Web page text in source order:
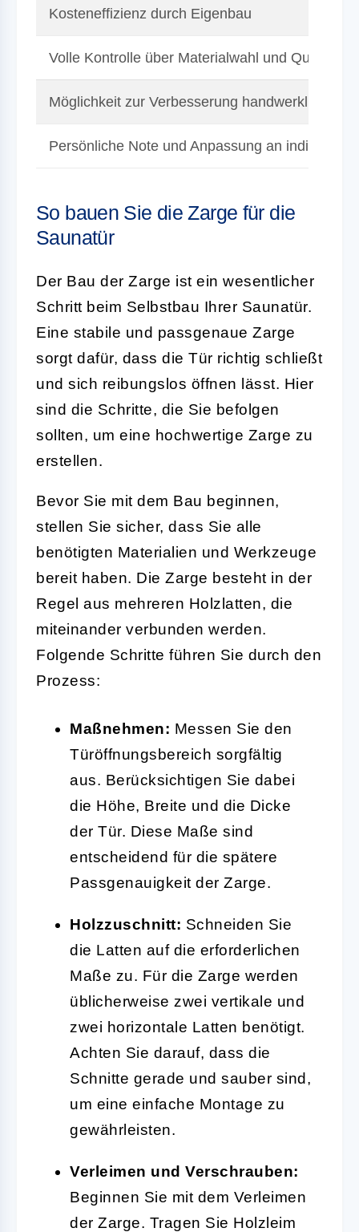
Kosteneffizienz durch Eigenbau
Volle Kontrolle über Materialwahl und Qualität
Möglichkeit zur Verbesserung handwerklicher
Persönliche Note und Anpassung an
So bauen Sie die Zarge für die
Saunatür
Der Bau der Zarge ist ein wesentlicher
Schritt beim Selbstbau Ihrer Saunatür.
Eine stabile und passgenaue Zarge
sorgt dafür, dass die Tür richtig schließt
und sich reibungslos öffnen lässt. Hier
sind die Schritte, die Sie befolgen
sollten, um eine hochwertige Zarge zu
erstellen.
Bevor Sie mit dem Bau beginnen,
stellen Sie sicher, dass Sie alle
benötigten Materialien und Werkzeuge
bereit haben. Die Zarge besteht in der
Regel aus mehreren Holzlatten, die
miteinander verbunden werden.
Folgende Schritte führen Sie durch den
Prozess:
Maßnehmen: Messen Sie den
Türöffnungsbereich sorgfältig
aus. Berücksichtigen Sie dabei
die Höhe, Breite und die Dicke
der Tür. Diese Maße sind
entscheidend für die spätere
Passgenauigkeit der Zarge.
Holzzuschnitt: Schneiden Sie
die Latten auf die erforderlichen
Maße zu. Für die Zarge werden
üblicherweise zwei vertikale und
zwei horizontale Latten benötigt.
Achten Sie darauf, dass die
Schnitte gerade und sauber sind,
um eine einfache Montage zu
gewährleisten.
Verleimen und Verschrauben:
Beginnen Sie mit dem Verleimen
der Zarge. Tragen Sie Holzleim